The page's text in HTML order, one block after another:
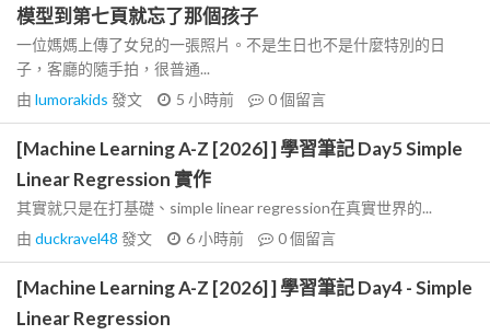
模型到第七頁就忘了那個孩子
一位媽媽上傳了女兒的一張照片。不是生日也不是什麼特別的日
子，客廳的隨手拍，很普通...
由 lumorakids 發文 5 小時前 0個留言
[Machine Learning A-Z [2026] ] 學習筆記 Day5 Simple
Linear Regression 實作
其實就只是在打基礎、simple linear regression在真實世界的...
由 duckravel48 發文 6 小時前 0個留言
[Machine Learning A-Z [2026] ] 學習筆記 Day4 - Simple
Linear Regression